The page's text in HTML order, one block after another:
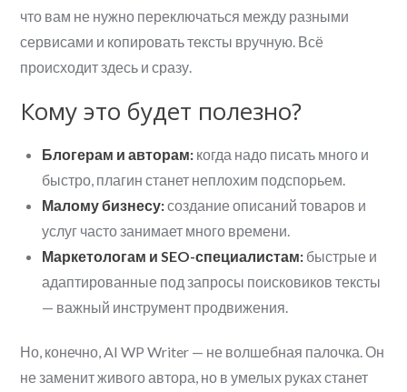
что вам не нужно переключаться между разными
сервисами и копировать тексты вручную. Всё
происходит здесь и сразу.
Кому это будет полезно?
Блогерам и авторам: когда надо писать много и
быстро, плагин станет неплохим подспорьем.
Малому бизнесу:создание описаний товаров и
услуг часто занимает много времени.
Маркетологам и SEO-специалистам: быстрые и
адаптированные под запросы поисковиков тексты
— важный инструмент продвижения.
Но, конечно, AI WP Writer — не волшебная палочка. Он
не заменит живого автора, но в умелых руках станет